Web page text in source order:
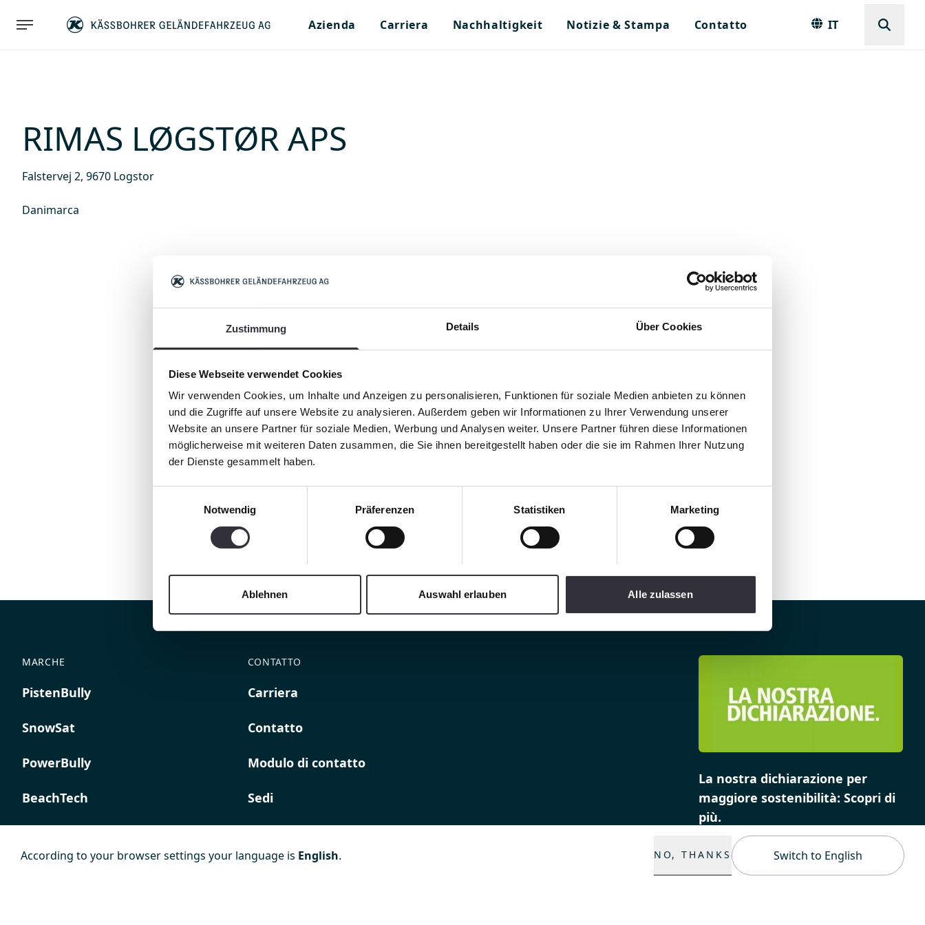
Zustimmung Details Über Cookies
Diese Webseite verwendet Cookies
Wir verwenden Cookies, um Inhalte und Anzeigen zu personalisieren, Funktionen für soziale Medien anbieten zu können
und die Zugriffe auf unsere Website zu analysieren. Außerdem geben wir Informationen zu Ihrer Verwendung unserer
Website an unsere Partner für soziale Medien, Werbung und Analysen weiter. Unsere Partner führen diese Informationen
möglicherweise mit weiteren Daten zusammen, die Sie ihnen bereitgestellt haben oder die sie im Rahmen Ihrer Nutzung
der Dienste gesammelt haben.
Notwendig
Präferenzen Statistiken Marketing
Ablehnen Auswahl erlauben Alle zulassen
Azienda Carriera Nachhaltigkeit Notizie & Stampa Contatto IT
RIMAS LØGSTØR APS
Falstervej 2, 9670 Logstor
Danimarca
MARCHE
PistenBully
SnowSat
PowerBully
BeachTech
K COMPOSITES
CONTATTO
Carriera
Contatto
Modulo di contatto
Sedi
La nostra dichiarazione per
maggiore sostenibilità: Scopri di
più.
According to your browser settings your language is English. NO, THANKS Switch to English